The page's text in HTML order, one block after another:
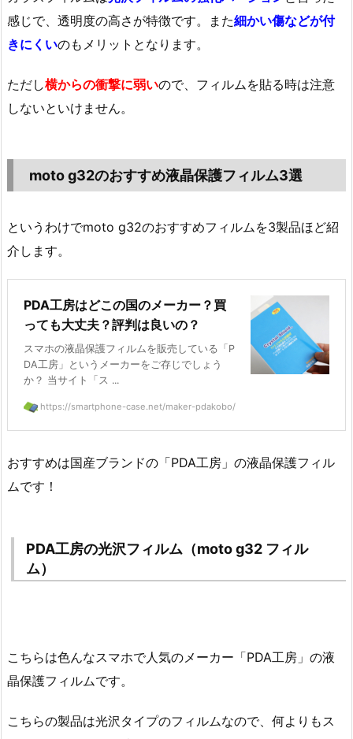
感じで、透明度の高さが特徴です。また細かい傷などが付
きにくいのもメリットとなります。
ただし横からの衝撃に弱いので、フィルムを貼る時は注意
しないといけません。
moto g32のおすすめ液晶保護フィルム3選
というわけでmoto g32のおすすめフィルムを3製品ほど紹
介します。
PDA工房はどこの国のメーカー？買
っても大丈夫？評判は良いの？
スマホの液晶保護フィルムを販売している「P
DA工房」というメーカーをご存じでしょう
か？ 当サイト「ス ...
https://smartphone-case.net/maker-pdakobo/
おすすめは国産ブランドの「PDA工房」の液晶保護フィル
ムです！
PDA工房の光沢フィルム（moto g32 フィル
ム）
こちらは色んなスマホで人気のメーカー「PDA工房」の液
晶保護フィルムです。
こちらの製品は光沢タイプのフィルムなので、何よりもス